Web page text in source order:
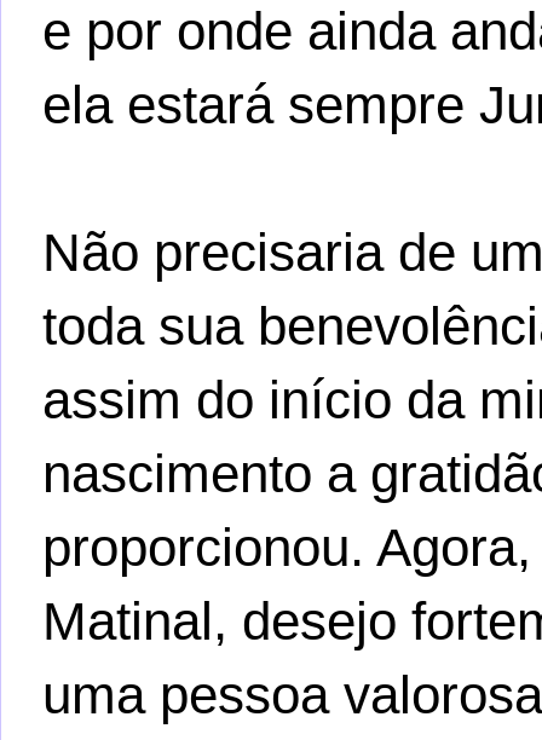
e por onde ainda
ela estará sempre
Não precisaria de
toda sua
assim do início da
nascimento a
proporcionou.
Matinal, desejo
uma pessoa